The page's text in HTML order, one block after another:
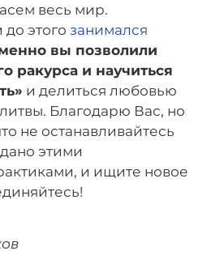
весь мир.
до этого занимался
вы позволили
ракурса и научиться
и делиться любовью
Благодарю Вас, но
не останавливайтесь
этими
и ищите новое